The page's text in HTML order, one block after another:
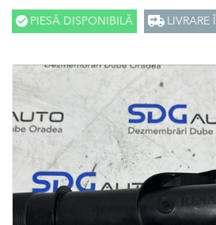
PIESĂ DISPONIBILĂ LIVRARE